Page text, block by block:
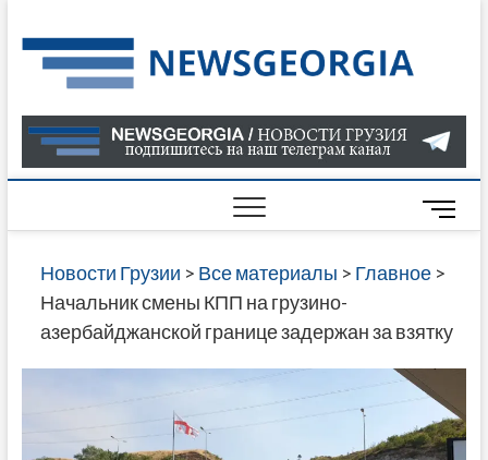
to
content
О
В
ГРУЗИИ
САЙТЕ
M
e
n
B
t
o
Новости Грузии > Все материалы > Главное>
Начальник смены КПП на грузино-
азербайджанской границе задержан за взятку